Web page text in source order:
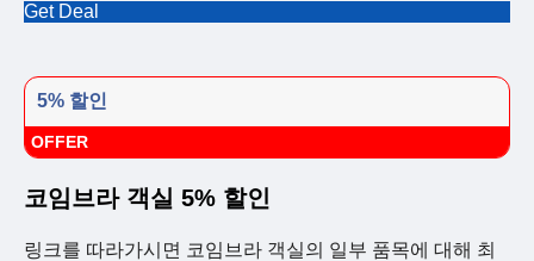
Get Deal
5% 할인
OFFER
코임브라 객실 5% 할인
링크를 따라가시면 코임브라 객실의 일부 품목에 대해 최